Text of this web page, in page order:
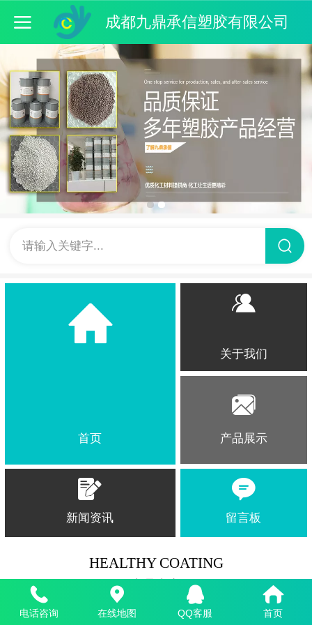
成都九鼎承信塑胶有限公司
请输入关键字...
首页
关于我们
产品展示
新闻资讯 留言板
HEALTHY COATING
电话咨询 在线地图 QQ客服 首页